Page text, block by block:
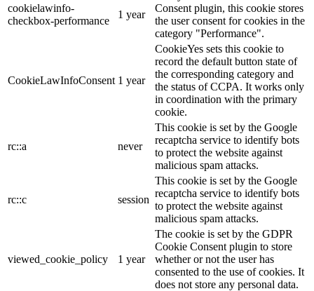
cookielawinfo-
checkbox-performance
1 year
Consent plugin, this cookie stores
the user consent for cookies in the
category "Performance".
CookieLawInfoConsent 1 year
CookieYes sets this cookie to
record the default button state of
the corresponding category and
the status of CCPA. It works only
in coordination with the primary
cookie.
rc::a never
This cookie is set by the Google
recaptcha service to identify bots
to protect the website against
malicious spam attacks.
rc::c session
This cookie is set by the Google
recaptcha service to identify bots
to protect the website against
malicious spam attacks.
viewed_cookie_policy 1 year
The cookie is set by the GDPR
Cookie Consent plugin to store
whether or not the user has
consented to the use of cookies. It
does not store any personal data.